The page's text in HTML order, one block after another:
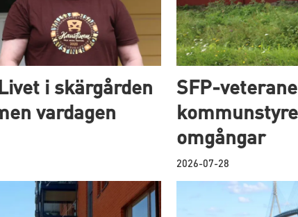
i skärgården
vardagen
SFP-
omgångar
2026-07-28